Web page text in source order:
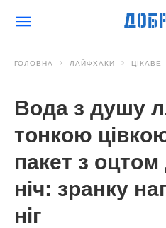
ГОЛОВНА ЛАЙФХАКИ ЦІКАВЕ
Вода з душу
тонкою
пакет з оцтом
ніч: зранку
ніг